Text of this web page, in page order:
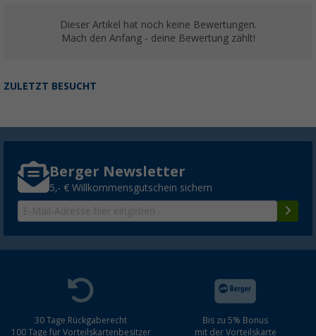
Dieser Artikel hat noch keine Bewertungen.
Mach den Anfang - deine Bewertung zählt!
ZULETZT BESUCHT
Berger Newsletter
5,- € Willkommensgutschein sichern
30 Tage Rückgaberecht
100 Tage für Vorteilskartenbesitzer
Bis zu 5% Bonus
mit der Vorteilskarte